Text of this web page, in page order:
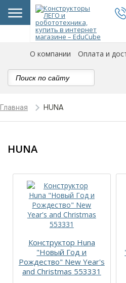
О компании Оплата и
Главная HUNA
HUNA
Конструктор Huna
"Новый Год и
Рождество" New Year's
and Christmas 553331